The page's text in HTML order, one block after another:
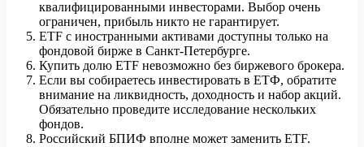
квалифицированными инвесторами. Выбор очень
ограничен, прибыль никто не гарантирует.
ETF с иностранными активами доступны только на
фондовой бирже в Санкт-Петербурге.
Купить долю ETF невозможно без биржевого брокера.
Если вы собираетесь инвестировать в ЕТФ, обратите
внимание на ликвидность, доходность и набор акций.
Обязательно проведите исследование нескольких
фондов.
Российский БПИФ вполне может заменить ETF.